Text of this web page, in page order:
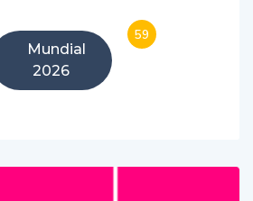
Mundial
2026
59